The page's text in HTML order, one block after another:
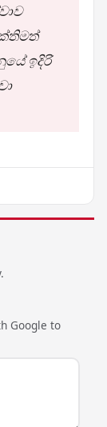
ඉදිරි
Google to